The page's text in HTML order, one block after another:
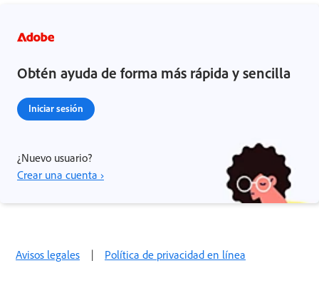
Obtén ayuda de forma más rápida y sencilla
Iniciar sesión
¿Nuevo usuario?
Crear una cuenta ›
Avisos legales | Política de privacidad en línea